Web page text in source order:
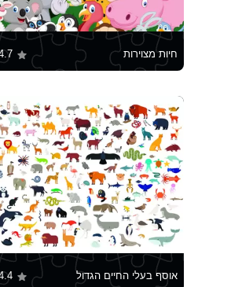
חיות מצוירות 4.7
אוסף בעלי החיים הגדול 4.4